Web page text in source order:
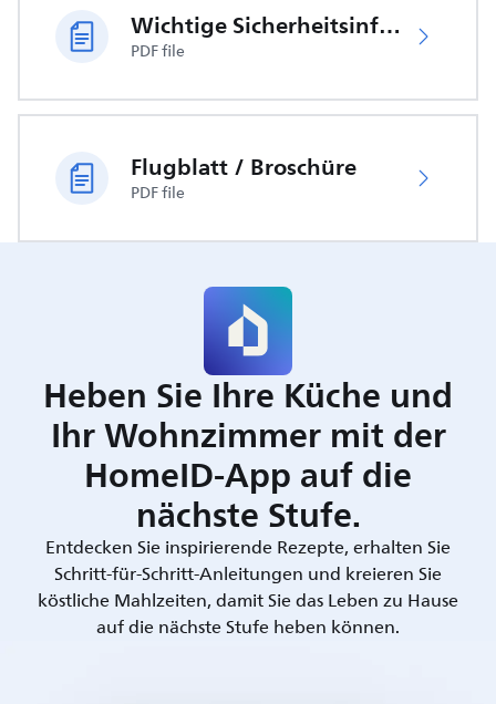
Wichtige Sicherheitsinformationen
PDF file
Flugblatt / Broschüre
PDF file
Heben Sie Ihre Küche und
Ihr Wohnzimmer mit der
HomeID-App auf die
nächste Stufe.
Entdecken Sie inspirierende Rezepte, erhalten Sie
Schritt-für-Schritt-Anleitungen und kreieren Sie
köstliche Mahlzeiten, damit Sie das Leben zu Hause
auf die nächste Stufe heben können.